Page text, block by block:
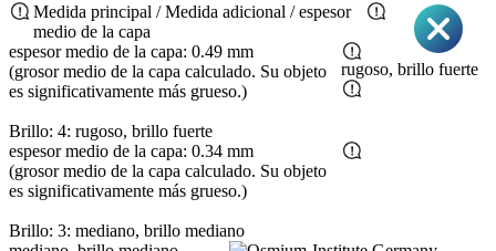
Medida principal / Medida adicional / espesor
medio de la capa
espesor medio de la capa: 0.49 mm
(grosor medio de la capa calculado. Su objeto
es significativamente más grueso.)
Brillo: 4: rugoso, brillo fuerte
rugoso, brillo fuerte
espesor medio de la capa: 0.34 mm
(grosor medio de la capa calculado. Su objeto
es significativamente más grueso.)
Brillo: 3: mediano, brillo mediano